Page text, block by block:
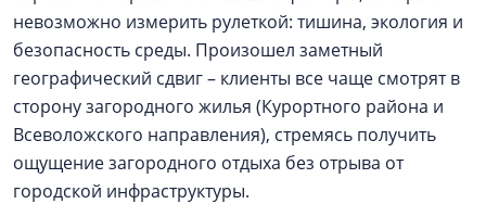
невозможно измерить рулеткой: тишина, экология и
безопасность среды. Произошел заметный
географический сдвиг – клиенты все чаще смотрят в
сторону загородного жилья (Курортного района и
Всеволожского направления), стремясь получить
ощущение загородного отдыха без отрыва от
городской инфраструктуры.